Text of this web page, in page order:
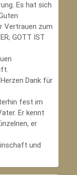
Es hat sich
Vertrauen zum
GOTT IST
Dank für
fest im
Er kennt
er
und